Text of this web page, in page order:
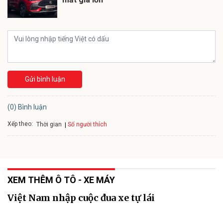
Gửi bình luận
(0) Bình luận
Xếp theo: Thời gian Số người thích
XEM THÊM Ô TÔ - XE MÁY
Việt Nam nhập cuộc đua xe tự lái